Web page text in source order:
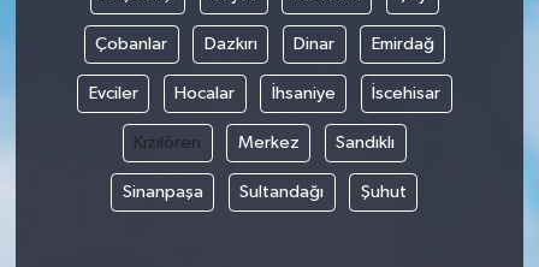
Çobanlar Dazkırı Dinar Emirdağ
Evciler Hocalar İhsaniye İscehisar
Kızılören Merkez Sandıklı
Sinanpaşa Sultandağı Şuhut